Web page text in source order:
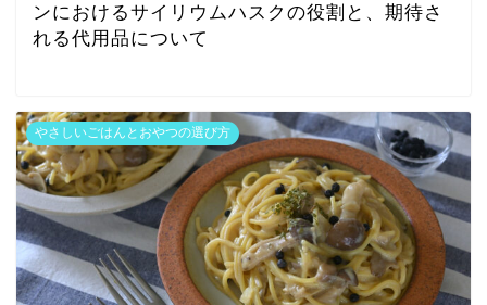
ンにおけるサイリウムハスクの役割と、期待さ
れる代用品について
やさしいごはんとおやつの選び方